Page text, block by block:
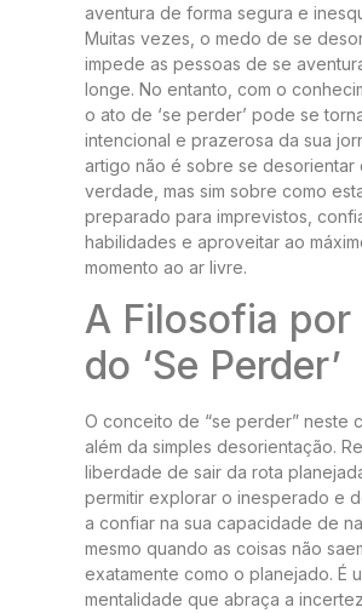
aventura de forma segura e
Muitas vezes, o medo de se
impede as pessoas de se
longe. No entanto, com o
o ato de ‘se perder’ pode se
intencional e prazerosa da sua
artigo não é sobre se desorientar
verdade, mas sim sobre como
preparado para imprevistos,
habilidades e aproveitar ao
momento ao ar livre.
A Filosofia por
do ‘Se Perder’
O conceito de “se perder” neste
além da simples desorientação.
liberdade de sair da rota
permitir explorar o inesperado e
a confiar na sua capacidade de
mesmo quando as coisas não
exatamente como o planejado. É
mentalidade que abraça a